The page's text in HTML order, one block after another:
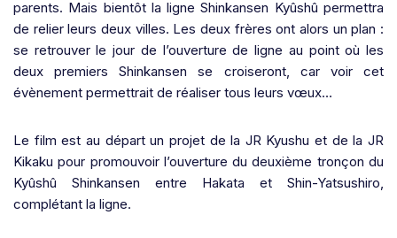
parents. Mais bientôt la ligne Shinkansen Kyûshû permettra
de relier leurs deux villes. Les deux frères ont alors un plan :
se retrouver le jour de l’ouverture de ligne au point où les
deux premiers Shinkansen se croiseront, car voir cet
évènement permettrait de réaliser tous leurs vœux…
Le film est au départ un projet de la JR Kyushu et de la JR
Kikaku pour promouvoir l’ouverture du deuxième tronçon du
Kyûshû Shinkansen entre Hakata et Shin-Yatsushiro,
complétant la ligne.